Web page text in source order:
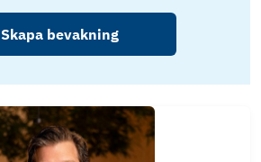
Skapa bevakning